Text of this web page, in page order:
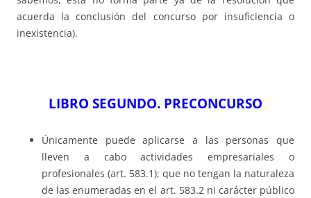
acuerda la conclusión del concurso por insuficiencia o
inexistencia).
LIBRO SEGUNDO. PRECONCURSO
Únicamente puede aplicarse a las personas que
lleven a cabo actividades empresariales o
profesionales (art. 583.1); que no tengan la naturaleza
de las enumeradas en el art. 583.2 ni carácter público